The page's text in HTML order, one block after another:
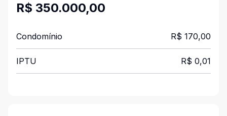
R$ 350.000,00
Condomínio R$ 170,00
IPTU R$ 0,01